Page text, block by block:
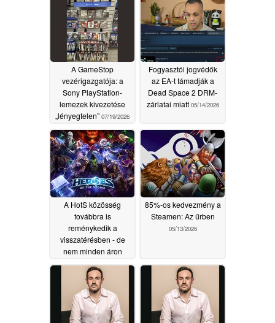
A GameStop
vezérigazgatója: a
Sony PlayStation-
lemezek kivezetése
„lényegtelen” 07/19/2026
Fogyasztói jogvédők
az EA-t támadják a
Dead Space 2 DRM-
zárlatai miatt 05/14/2026
A HotS közösség
továbbra is
reménykedik a
visszatérésben - de
nem minden áron
05/13/2026
85%-os kedvezmény a
Steamen: Az űrben
05/13/2026